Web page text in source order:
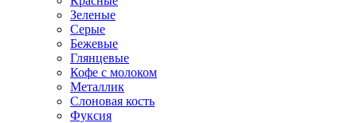
Зеленые
Серые
Бежевые
Глянцевые
Кофе с молоком
Металлик
Слоновая кость
Фуксия